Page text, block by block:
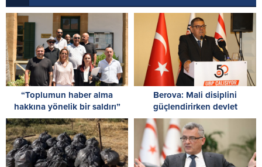
“Toplumun haber alma
hakkına yönelik bir saldırı”
Berova: Mali disiplini
güçlendirirken devlet
gelirlerini artırdık